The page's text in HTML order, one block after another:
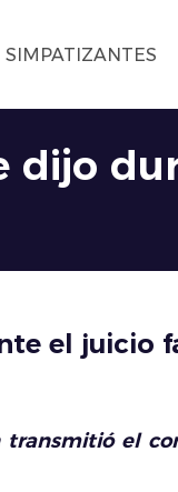
SIMPATIZANTES
dijo
el juicio
transmitió el